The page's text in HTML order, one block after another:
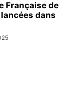
Française de
dans